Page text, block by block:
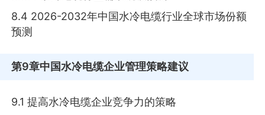
8.4 2026-2032年中国水冷电缆行业全球市场份额
预测
第9章中国水冷电缆企业管理策略建议
9.1 提高水冷电缆企业竞争力的策略